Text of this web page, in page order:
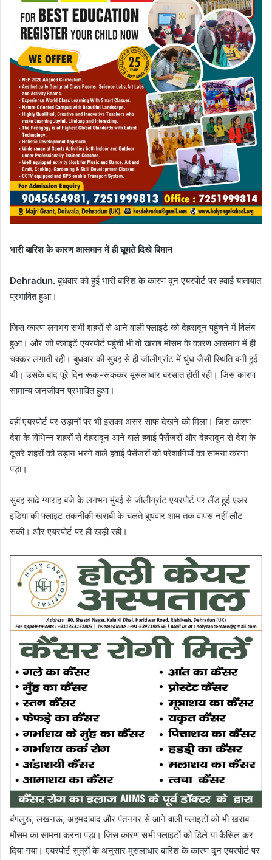
भारी बारिश के कारण आसमान में ही घूमते दिखे विमान
Dehradun.बुधवार को हुई भारी बारिश के कारण दून एयरपोर्ट पर हवाई यातायात
प्रभावित हुआ।
जिस कारण लगभग सभी शहरों से आने वाली फ्लाइटे को देहरादून पहुंचने में विलंब
हुआ। और जो फ्लाइटें एयरपोर्ट पहुंची भी वो खराब मौसम के कारण आसमान में ही
चक्कर लगाती रही। बुधवार की सुबह से ही जौलीग्रांट में धुंध जैसी स्थिति बनी हुई
थी। उसके बाद पूरे दिन रूक-रूककर मूसलाधार बरसात होती रही। जिस कारण
सामान्य जनजीवन प्रभावित हुआ।
वहीं एयरपोर्ट पर उड़ानों पर भी इसका असर साफ देखने को मिला। जिस कारण
देश के विभिन्न शहरों से देहरादून आने वाले हवाई पैसेंजरों और देहरादून से देश के
दूसरे शहरों को उड़ान भरने वाले हवाई पैसेंजरों को परेशानियों का सामना करना
पड़ा।
सुबह साढे ग्याराह बजे के लगभग मुंबई से जौलीग्रांट एयरपोर्ट पर लैंड हुई एअर
इंडिया की फ्लाइट तकनीकी खराबी के चलते बुधवार शाम तक वापस नहीं लौट
सकी। और एयरपोर्ट पर ही खड़ी रही।
बंगलुरू, लखनऊ, अहमदाबाद और पंतनगर से आने वाली फ्लाइटों को भी खराब
मौसम का सामना करना पड़ा। जिस कारण सभी फ्लाइटों को डिले या कैंसिल कर
दिया गया। एयरपोर्ट सुत्रों के अनुसार मुसलाधार बारिश के कारण दून एयरपोर्ट पर